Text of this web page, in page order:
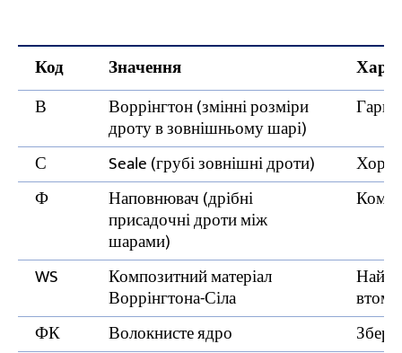
Код Значення
В
Воррінгтон (змінні розміри
дроту в зовнішньому шарі)
Гарна
С Seale (грубі зовнішні дроти)
Ф
Наповнювач (дрібні
присадочні дроти між
шарами)
WS Композитний матеріал
Воррінгтона-Сіла
ФК
Волокнисте ядро